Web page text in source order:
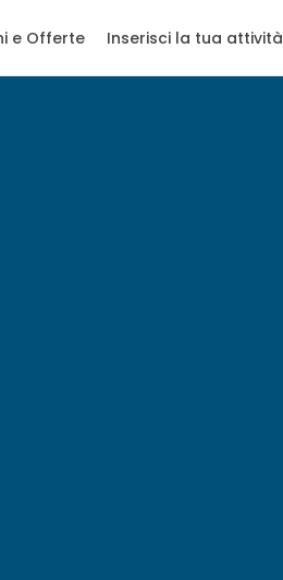
e Offerte Inserisci la tua attività